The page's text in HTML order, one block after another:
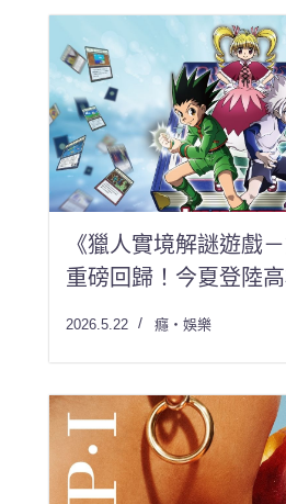
《獵人實境解謎遊戲
重磅回歸！今夏登陸
2026.5.22 癮・娛樂